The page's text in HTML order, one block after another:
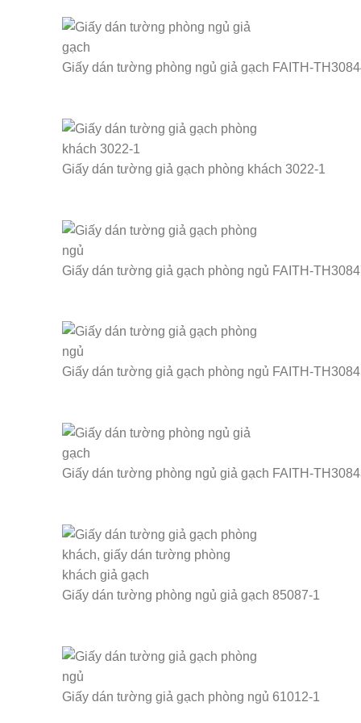
Giấy dán tường phòng ngủ giả gạch FAITH-
Giấy dán tường giả gạch phòng khách 3022-1
Giấy dán tường giả gạch phòng ngủ FAITH-
Giấy dán tường giả gạch phòng ngủ FAITH-
Giấy dán tường phòng ngủ giả gạch FAITH-
Giấy dán tường phòng ngủ giả gạch 85087-1
Giấy dán tường giả gạch phòng ngủ 61012-1